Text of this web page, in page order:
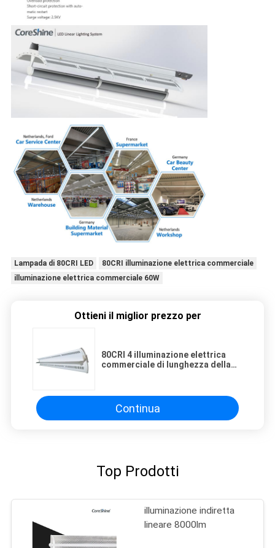
Lampada di 80CRI LED
80CRI illuminazione elettrica commerciale
illuminazione elettrica commerciale 60W
Ottieni il miglior prezzo per
80CRI 4 illuminazione elettrica
commerciale di lunghezza della
Continua
Top Prodotti
illuminazione indiretta
lineare 8000lm